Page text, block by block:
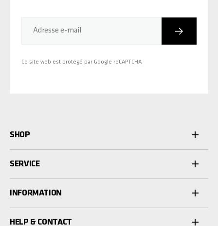
Adresse e-mail Inscription
Ce site web est protégé par Google reCAPTCHA
SHOP
SERVICE
INFORMATION
HELP & CONTACT